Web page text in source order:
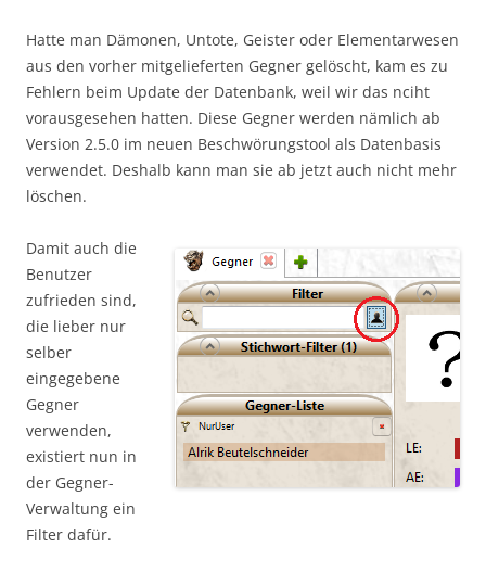
Hatte man Dämonen, Untote, Geister oder Elementarwesen
aus den vorher mitgelieferten Gegner gelöscht, kam es zu
Fehlern beim Update der Datenbank, weil wir das nciht
vorausgesehen hatten. Diese Gegner werden nämlich ab
Version 2.5.0 im neuen Beschwörungstool als Datenbasis
verwendet. Deshalb kann man sie ab jetzt auch nicht mehr
löschen.
Damit auch die
Benutzer
zufrieden sind,
die lieber nur
selber
eingegebene
Gegner
verwenden,
existiert nun in
der Gegner-
Verwaltung ein
Filter dafür.